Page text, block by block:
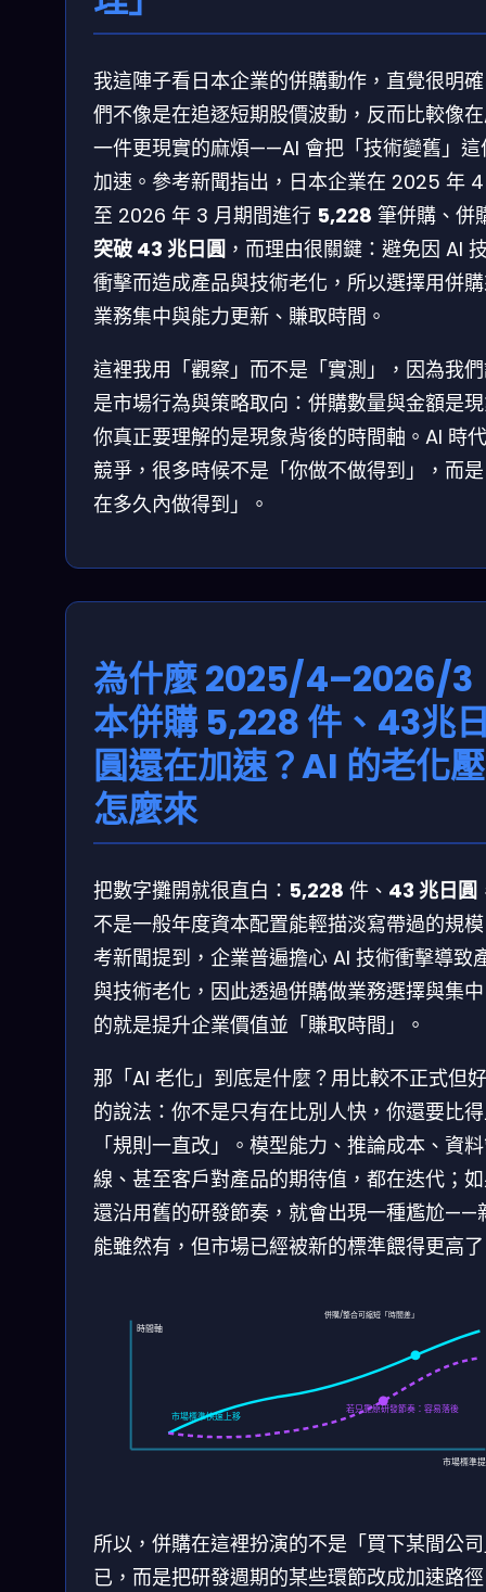
我這陣子看日本企業的併購動作，直覺很明
們不像是在追逐短期股價波動，反而比較像
一件更現實的麻煩——AI 會把「技術變舊」這
加速。參考新聞指出，日本企業在 2025 年
至 2026 年 3 月期間進行 5,228 筆併購、併
突破 43 兆日圓 ，而理由很關鍵：避免因 AI
衝擊而造成產品與技術老化，所以選擇用併
業務集中與能力更新、賺取時間。
這裡我用「觀察」而不是「實測」，因為我
是市場行為與策略取向：併購數量與金額是
你真正要理解的是現象背後的時間軸。AI 時
競爭，很多時候不是「你做不做得到」，而
在多久內做得到」。
為什麼 2025/4–2026/3
本併購 5,228 件、43兆
圓還在加速？AI 的老化
怎麼來
把數字攤開就很直白： 5,228 件、 43 兆日圓
不是一般年度資本配置能輕描淡寫帶過的規
考新聞提到，企業普遍擔心 AI 技術衝擊導致
與技術老化，因此透過併購做業務選擇與集
的就是提升企業價值並「賺取時間」。
那「AI 老化」到底是什麼？用比較不正式但
的說法：你不是只有在比別人快，你還要比
「規則一直改」。模型能力、推論成本、資
線、甚至客戶對產品的期待值，都在迭代；
還沿用舊的研發節奏，就會出現一種尷尬——
能雖然有，但市場已經被新的標準餵得更高
時間軸
市場標準
市場標準快速上移
若只靠原研發節奏：容易落後
併購/整合可縮短「時間差」
所以，併購在這裡扮演的不是「買下某間公
已，而是把研發週期的某些環節改成加速路